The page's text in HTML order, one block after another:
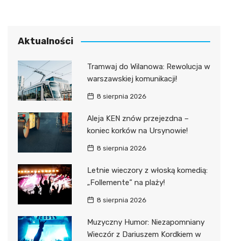
Aktualności
Tramwaj do Wilanowa: Rewolucja w
warszawskiej komunikacji!
8 sierpnia 2026
Aleja KEN znów przejezdna –
koniec korków na Ursynowie!
8 sierpnia 2026
Letnie wieczory z włoską komedią:
„Follemente” na plaży!
8 sierpnia 2026
Muzyczny Humor: Niezapomniany
Wieczór z Dariuszem Kordkiem w